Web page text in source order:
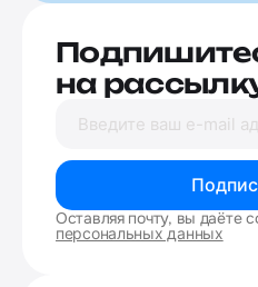
на
Оставляя почту, вы даёте
персональных данных